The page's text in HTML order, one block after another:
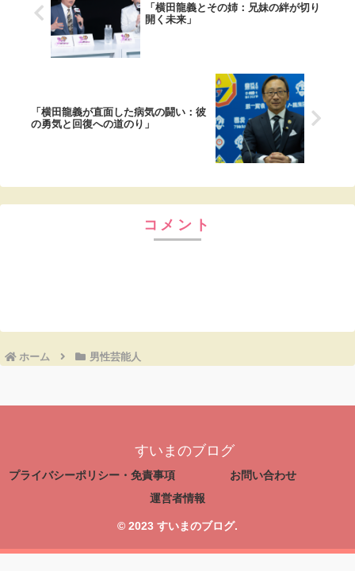
「横田龍義とその姉：兄妹の絆が切り
開く未来」
「横田龍義が直面した病気の闘い：彼
の勇気と回復への道のり」
コメント
ホーム 男性芸能人
すいまのブログ
プライバシーポリシー・免責事項
お問い合わせ
運営者情報
© 2023 すいまのブログ.